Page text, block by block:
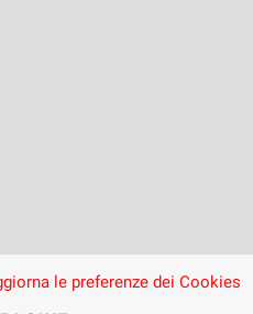
le preferenze dei Cookies